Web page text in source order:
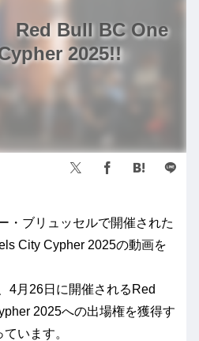
Red Bull BC One
2025!!
・ブリュッセルで開催された
City Cypher 2025の動画を
4月26日に開催されるRed
2025への出場権を獲得す
います。